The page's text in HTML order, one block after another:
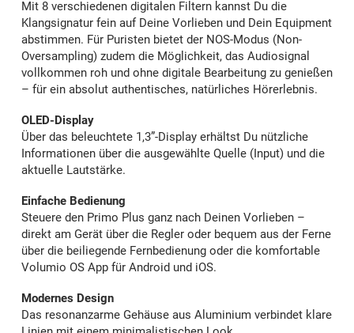
Mit 8 verschiedenen digitalen Filtern kannst Du die
Klangsignatur fein auf Deine Vorlieben und Dein Equipment
abstimmen. Für Puristen bietet der NOS-Modus (Non-
Oversampling) zudem die Möglichkeit, das Audiosignal
vollkommen roh und ohne digitale Bearbeitung zu genießen
– für ein absolut authentisches, natürliches Hörerlebnis.
OLED-Display
Über das beleuchtete 1,3”-Display erhältst Du nützliche
Informationen über die ausgewählte Quelle (Input) und die
aktuelle Lautstärke.
Einfache Bedienung
Steuere den Primo Plus ganz nach Deinen Vorlieben –
direkt am Gerät über die Regler oder bequem aus der Ferne
über die beiliegende Fernbedienung oder die komfortable
Volumio OS App für Android und iOS.
Modernes Design
Das resonanzarme Gehäuse aus Aluminium verbindet klare